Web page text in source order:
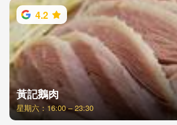
4.2
黃記鵝肉
星期六：16:00 – 23:30